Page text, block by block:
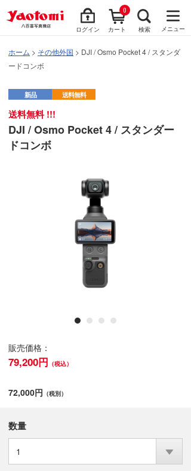
ログイン カート
0
検索 メニュー
ホーム > その他外国 > DJI / Osmo Pocket 4 / スタンダ
ードコンボ
新品 送料無料
送料無料 !!!
DJI / Osmo Pocket 4 / スタンダー
ドコンボ
販売価格：
79,200円 （税込）
72,000円 （税別）
数量
1